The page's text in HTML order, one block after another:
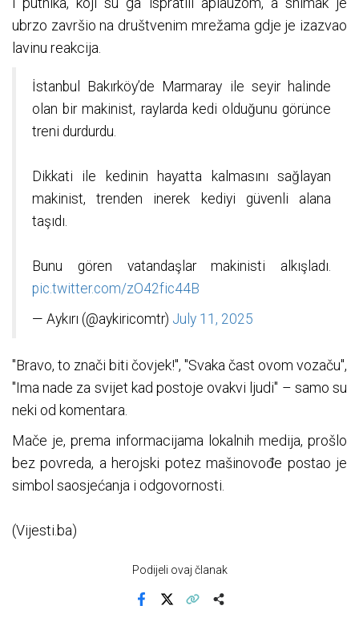
ubrzo završio na društvenim mrežama gdje je izazvao
lavinu reakcija.
İstanbul Bakırköy’de Marmaray ile seyir halinde
olan bir makinist, raylarda kedi olduğunu görünce
treni durdurdu.
Dikkati ile kedinin hayatta kalmasını sağlayan
makinist, trenden inerek kediyi güvenli alana
taşıdı.
Bunu gören vatandaşlar makinisti alkışladı.
pic.twitter.com/zO42fic44B
— Aykırı (@aykiricomtr) July 11, 2025
"Bravo, to znači biti čovjek!", "Svaka čast ovom vozaču",
"Ima nade za svijet kad postoje ovakvi ljudi" – samo su
neki od komentara.
Mače je, prema informacijama lokalnih medija, prošlo
bez povreda, a herojski potez mašinovođe postao je
simbol saosjećanja i odgovornosti.
(Vijesti.ba)
Podijeli ovaj članak